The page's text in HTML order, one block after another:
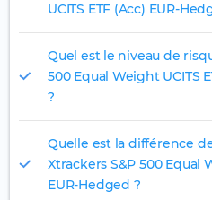
UCITS ETF (Acc) EUR-
Quel est le niveau de
500 Equal Weight UCITS
?
Quelle est la différence
Xtrackers S&P 500 Equal
EUR-Hedged ?